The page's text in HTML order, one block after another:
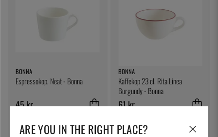
BONNA
Espressokop, Neat - Bonna
45 kr.
BONNA
Kaffekop 23 cl, Rita Linea
Burgundy - Bonna
61 kr.
ARE YOU IN THE RIGHT PLACE?